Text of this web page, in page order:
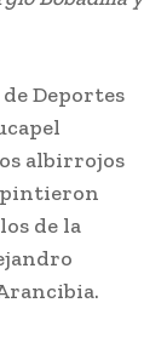
Deportes
albirrojos
de la